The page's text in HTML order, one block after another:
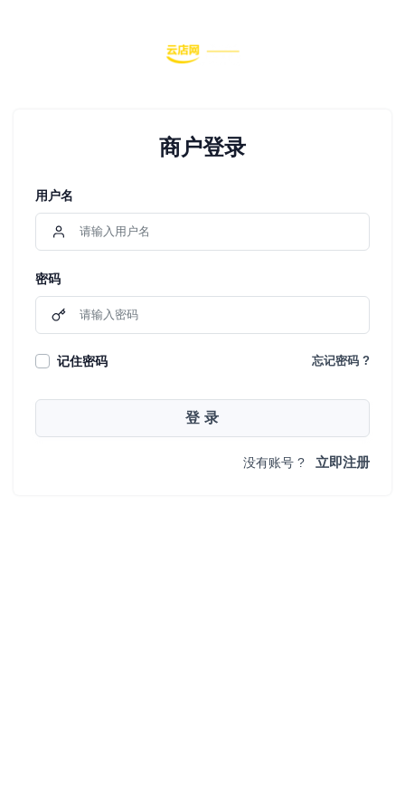
商户登录
用户名
密码
记住密码 忘记密码 ?
登 录
没有账号 ? 立即注册